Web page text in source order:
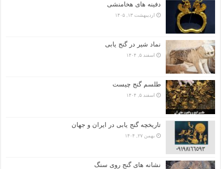
دفینه های هخامنشی
اردیبهشت ۱۳, ۱۴۰۵
نماد شیر در گنج یابی
اسفند ۵, ۱۴۰۴
طلسم گنج چیست
اسفند ۵, ۱۴۰۴
تاریخچه گنج‌ یابی در ایران و جهان
بهمن ۲۷, ۱۴۰۴
نشانه های گنج روی سنگ